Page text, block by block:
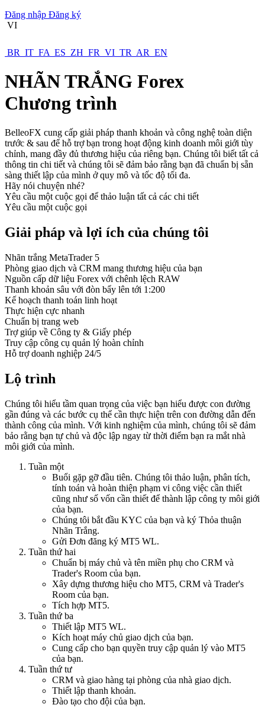
Đăng nhập Đăng ký
VI
BR IT FA ES ZH FR VI TR AR EN
NHÃN TRẮNG Forex
Chương trình
BelleoFX cung cấp giải pháp thanh khoản và công nghệ toàn diện
trước & sau để hỗ trợ bạn trong hoạt động kinh doanh môi giới tùy
chỉnh, mang đầy đủ thương hiệu của riêng bạn. Chúng tôi biết tất cả
thông tin chi tiết và chúng tôi sẽ đảm bảo rằng bạn đã chuẩn bị sẵn
sàng thiết lập của mình ở quy mô và tốc độ tối đa.
Hãy nói chuyện nhé?
Yêu cầu một cuộc gọi để thảo luận tất cả các chi tiết
Yêu cầu một cuộc gọi
Giải pháp và lợi ích của chúng tôi
Nhãn trắng MetaTrader 5
Phòng giao dịch và CRM mang thương hiệu của bạn
Nguồn cấp dữ liệu Forex với chênh lệch RAW
Thanh khoản sâu với đòn bẩy lên tới 1:200
Kế hoạch thanh toán linh hoạt
Thực hiện cực nhanh
Chuẩn bị trang web
Trợ giúp về Công ty & Giấy phép
Truy cập công cụ quản lý hoàn chỉnh
Hỗ trợ doanh nghiệp 24/5
Lộ trình
Chúng tôi hiểu tầm quan trọng của việc bạn hiểu được con đường
gần đúng và các bước cụ thể cần thực hiện trên con đường dẫn đến
thành công của mình. Với kinh nghiệm của mình, chúng tôi sẽ đảm
bảo rằng bạn tự chủ và độc lập ngay từ thời điểm bạn ra mắt nhà
môi giới của mình.
Tuần một
Buổi gặp gỡ đầu tiên. Chúng tôi thảo luận, phân tích,
tính toán và hoàn thiện phạm vi công việc cần thiết
cũng như số vốn cần thiết để thành lập công ty môi giới
của bạn.
Chúng tôi bắt đầu KYC của bạn và ký Thỏa thuận
Nhãn Trắng.
Gửi Đơn đăng ký MT5 WL.
Tuần thứ hai
Chuẩn bị máy chủ và tên miền phụ cho CRM và
Trader's Room của bạn.
Xây dựng thương hiệu cho MT5, CRM và Trader's
Room của bạn.
Tích hợp MT5.
Tuần thứ ba
Thiết lập MT5 WL.
Kích hoạt máy chủ giao dịch của bạn.
Cung cấp cho bạn quyền truy cập quản lý vào MT5
của bạn.
Tuần thứ tư
CRM và giao hàng tại phòng của nhà giao dịch.
Thiết lập thanh khoản.
Đào tạo cho đội của bạn.